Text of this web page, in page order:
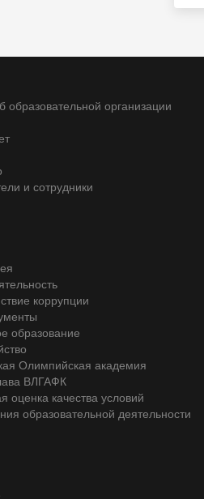
образовательной организации
и сотрудники
коррупции
образование
Олимпийская академия
ВЛГАФК
оценка качества условий
образовательной деятельности